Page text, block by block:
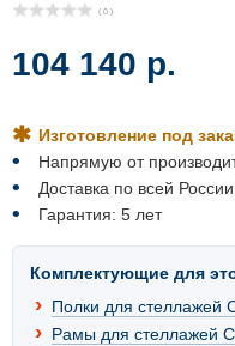
( 0 )
104 140 р.
Изготовление под
Напрямую от
Доставка по всей
Гарантия: 5 лет
Комплектующие для
Полки для стеллажей
Рамы для стеллажей
Комплектующие для шкафов